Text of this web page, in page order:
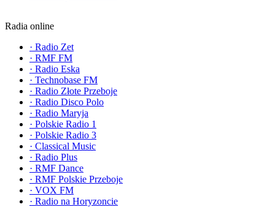
Radia online
· Radio Zet
· RMF FM
· Radio Eska
· Technobase FM
· Radio Złote Przeboje
· Radio Disco Polo
· Radio Maryja
· Polskie Radio 1
· Polskie Radio 3
· Classical Music
· Radio Plus
· RMF Dance
· RMF Polskie Przeboje
· VOX FM
· Radio na Horyzoncie